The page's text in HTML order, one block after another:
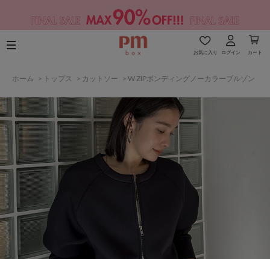
お気に入り ログイン カート
ホーム > トップス > カットソー > W ZIPボンディングノーカラーブルゾン